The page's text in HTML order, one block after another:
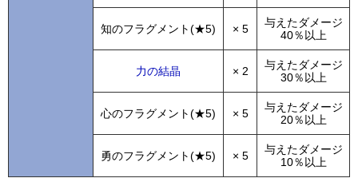
知のフラグメント(★5) × 5
与えたダメージ
40％以上
力の結晶 × 2
与えたダメージ
30％以上
心のフラグメント(★5) × 5
与えたダメージ
20％以上
勇のフラグメント(★5) × 5
与えたダメージ
10％以上